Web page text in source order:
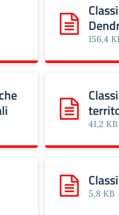
Scarica:156,4
delle produzioni
Scarica:41,2 KB
Scarica:5,8 KB